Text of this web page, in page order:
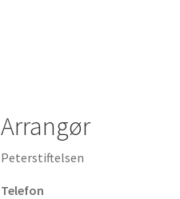
Arrangør
Peterstiftelsen
Telefon